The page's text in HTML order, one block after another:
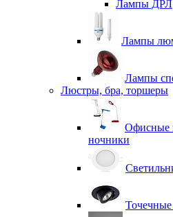
Лампы ДРЛ
Лампы
Лампы
Люстры, бра, торшеры
Офисные
ночники
Точечные